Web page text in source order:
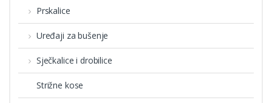
Prskalice
Uređaji za bušenje
Sječkalice i drobilice
Strižne kose